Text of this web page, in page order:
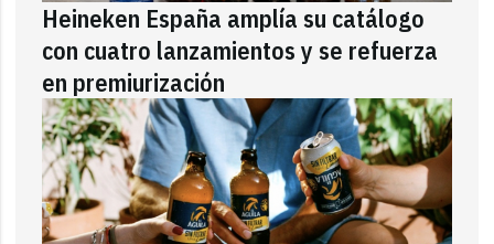
Heineken España amplía su catálogo
con cuatro lanzamientos y se refuerza
en premiurización